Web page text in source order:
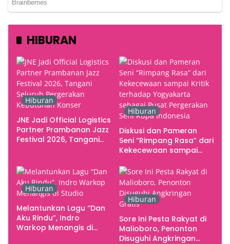
HIBURAN
Hiburan
JNE Jadi Official Logistics
Partner Prambanan Jazz
Festival 2026, Tangani
Hiburan
Diskusi dan Pameran
Seni “Rimpang Rasa” dari
Kekecewaan sampai
Yogyakarta sebagai
Pusat Pergerakan Seni
Rupa Indonesia
Hiburan
Melantunkan Lagu “Dan
Aku Rindu”, Indro
Warkop Menangis di
Hiburan
Sore Ini Pesta Rakyat di
Malioboro, Penonton
Disuguhi Angkringan